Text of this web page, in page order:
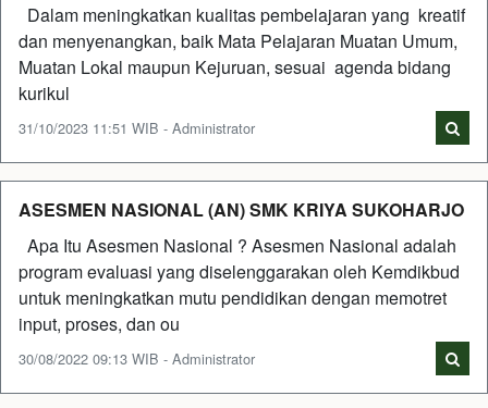
Dalam meningkatkan kualitas pembelajaran yang kreatif
dan menyenangkan, baik Mata Pelajaran Muatan Umum,
Muatan Lokal maupun Kejuruan, sesuai agenda bidang
kurikul
31/10/2023 11:51 WIB - Administrator
ASESMEN NASIONAL (AN) SMK KRIYA SUKOHARJO
Apa Itu Asesmen Nasional ? Asesmen Nasional adalah
program evaluasi yang diselenggarakan oleh Kemdikbud
untuk meningkatkan mutu pendidikan dengan memotret
input, proses, dan ou
30/08/2022 09:13 WIB - Administrator